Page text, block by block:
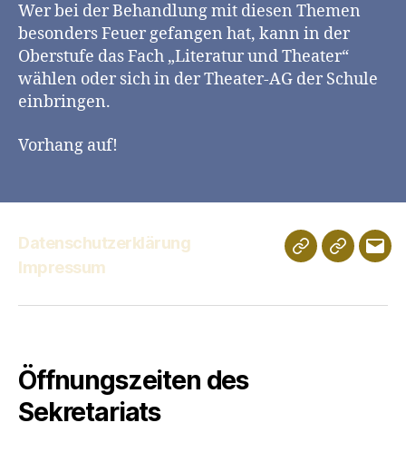
Wer bei der Behandlung mit diesen Themen
besonders Feuer gefangen hat, kann in der
Oberstufe das Fach „Literatur und Theater“
wählen oder sich in der Theater-AG der Schule
einbringen.
Vorhang auf!
Datenschutzerklärung
Impressum
Schulportfolio
Digitales
E-
Öffnungszeiten des
Sekretariats